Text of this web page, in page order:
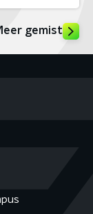
gemist